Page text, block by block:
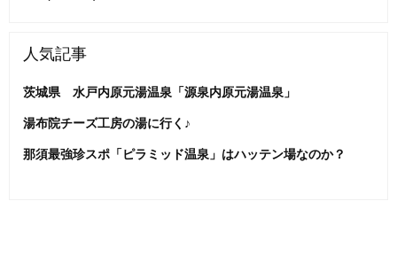
人気記事
茨城県 水戸内原元湯温泉「源泉内原元湯温泉」
湯布院チーズ工房の湯に行く♪
那須最強珍スポ「ピラミッド温泉」はハッテン場なのか？